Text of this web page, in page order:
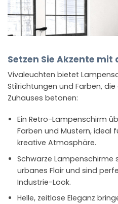
Setzen Sie Akzente
Vivaleuchten bietet
Stilrichtungen und Farben,
Zuhauses betonen:
Ein Retro-Lampenschirm
Farben und Mustern, ideal
kreative Atmosphäre.
Schwarze
urbanes Flair und sind
Industrie-Look.
Helle, zeitlose Eleganz